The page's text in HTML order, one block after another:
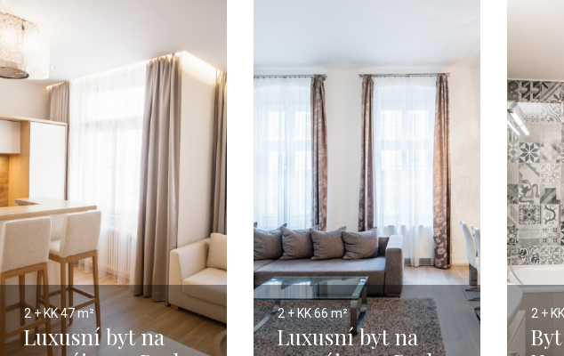
2 + KK47 m²
Luxusní byt na
2 + KK66 m²
Luxusní byt na
2 + KK